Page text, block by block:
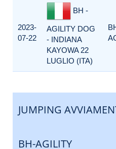
2023-
07-22
BH -
AGILITY DOG
- INDIANA
KAYOWA 22
LUGLIO (ITA)
JUMPING
BH-AGILITY